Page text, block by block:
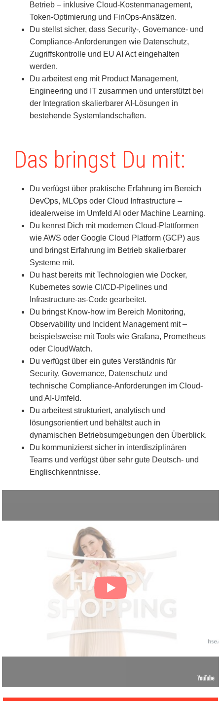
Betrieb – inklusive Cloud-Kostenmanagement,
Token-Optimierung und FinOps-Ansätzen.
Du stellst sicher, dass Security-, Governance- und
Compliance-Anforderungen wie Datenschutz,
Zugriffskontrolle und EU AI Act eingehalten
werden.
Du arbeitest eng mit Product Management,
Engineering und IT zusammen und unterstützt bei
der Integration skalierbarer AI-Lösungen in
bestehende Systemlandschaften.
Das bringst Du mit:
Du verfügst über praktische Erfahrung im Bereich
DevOps, MLOps oder Cloud Infrastructure –
idealerweise im Umfeld AI oder Machine Learning.
Du kennst Dich mit modernen Cloud-Plattformen
wie AWS oder Google Cloud Platform (GCP) aus
und bringst Erfahrung im Betrieb skalierbarer
Systeme mit.
Du hast bereits mit Technologien wie Docker,
Kubernetes sowie CI/CD-Pipelines und
Infrastructure-as-Code gearbeitet.
Du bringst Know-how im Bereich Monitoring,
Observability und Incident Management mit –
beispielsweise mit Tools wie Grafana, Prometheus
oder CloudWatch.
Du verfügst über ein gutes Verständnis für
Security, Governance, Datenschutz und
technische Compliance-Anforderungen im Cloud-
und AI-Umfeld.
Du arbeitest strukturiert, analytisch und
lösungsorientiert und behältst auch in
dynamischen Betriebsumgebungen den Überblick.
Du kommunizierst sicher in interdisziplinären
Teams und verfügst über sehr gute Deutsch- und
Englischkenntnisse.